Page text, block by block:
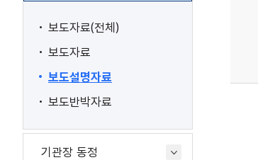
보도자료(전체)
보도자료
보도설명자료
보도반박자료
기관장 동정